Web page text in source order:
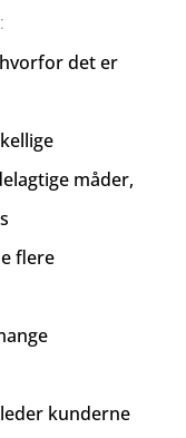
det er
måder,
flere
kunderne